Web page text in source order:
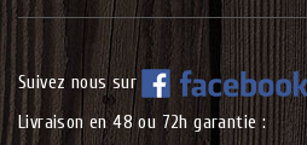
Suivez nous sur
Livraison en 48 ou 72h garantie :